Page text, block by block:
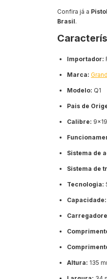
Confira já a
Brasil.
Importador:
Marca:
Modelo: Q1
Pais de
Calibre:
Sistema de
Sistema de
Tecnologia:
Capacidade:
Altura: 135